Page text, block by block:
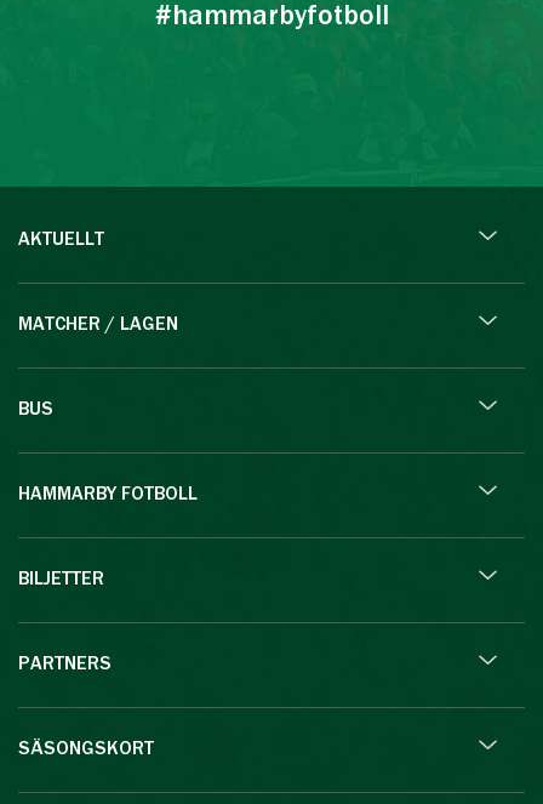
#hammarbyfotboll
AKTUELLT
MATCHER / LAGEN
BUS
HAMMARBY FOTBOLL
BILJETTER
PARTNERS
SÄSONGSKORT